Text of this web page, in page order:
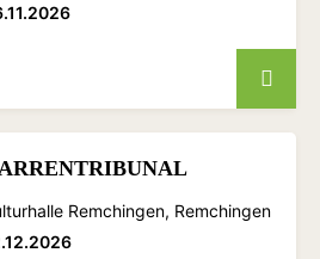
Remchingen, Remchingen